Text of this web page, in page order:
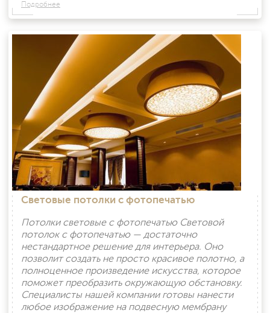
Подробнее
Световые потолки с фотопечатью
Потолки световые с фотопечатью Световой
потолок с фотопечатью — достаточно
нестандартное решение для интерьера. Оно
позволит создать не просто красивое полотно, а
полноценное произведение искусства, которое
поможет преобразить окружающую обстановку.
Специалисты нашей компании готовы нанести
любое изображение на подвесную мембрану